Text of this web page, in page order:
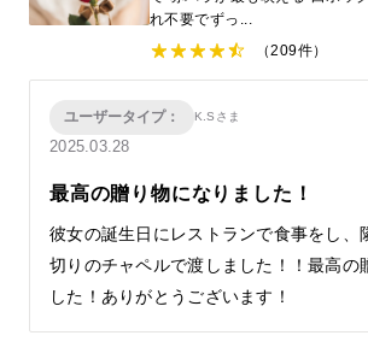
れ不要でずっ...
（209件）
ユーザータイプ： K.Sさま
2025.03.28
最高の贈り物になりました！
彼女の誕生日にレストランで食事をし、
切りのチャペルで渡しました！！最高の
した！ありがとうございます！